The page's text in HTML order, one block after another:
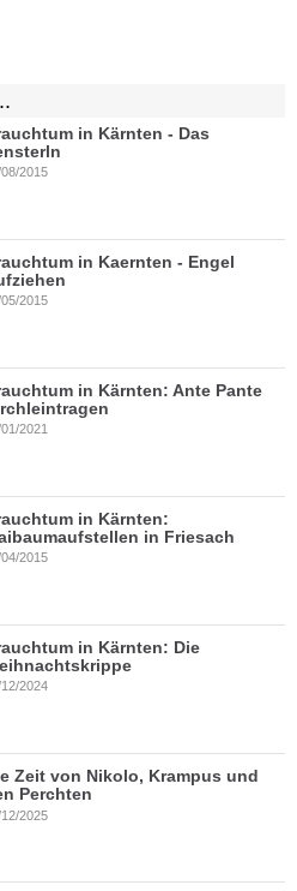
in Kärnten - Das
2015
in Kaernten - Engel
2015
in Kärnten: Ante Pante
2021
in Kärnten:
in Friesach
2015
in Kärnten: Die
2024
Zeit von Nikolo, Krampus und
Perchten
2025